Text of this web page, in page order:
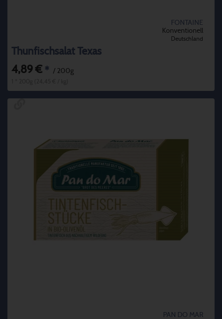
FONTAINE
Konventionell
Deutschland
Thunfischsalat Texas
4,89 € * / 200g
PAN DO MAR